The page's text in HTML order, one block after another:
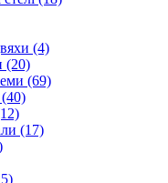
(4)
(20)
(69)
(40)
(17)